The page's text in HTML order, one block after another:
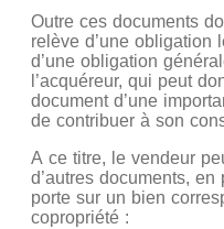
Outre ces documents
relève d’une obligation
d’une obligation
l’acquéreur, qui peut
document d’une
de contribuer à son
A ce titre, le vendeur
d’autres documents,
porte sur un bien
copropriété :